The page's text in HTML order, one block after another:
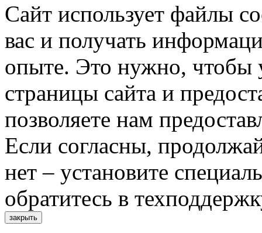
Сайт использует файлы
вас и получать
опыте. Это нужно, чтобы
страницы сайта и
позволяете нам
Если согласны,
нет – установите
обратитесь в
закрыть